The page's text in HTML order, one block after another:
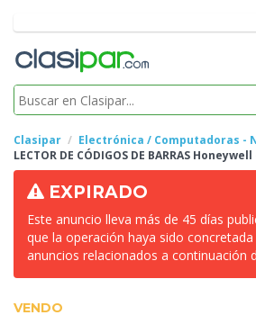
Clasipar
Electrónica / Computadoras -
LECTOR DE CÓDIGOS DE BARRAS Honeywell
EXPIRADO
Este anuncio lleva más de 45 días
que la operación haya sido concretada
anuncios relacionados a continuación
VENDO